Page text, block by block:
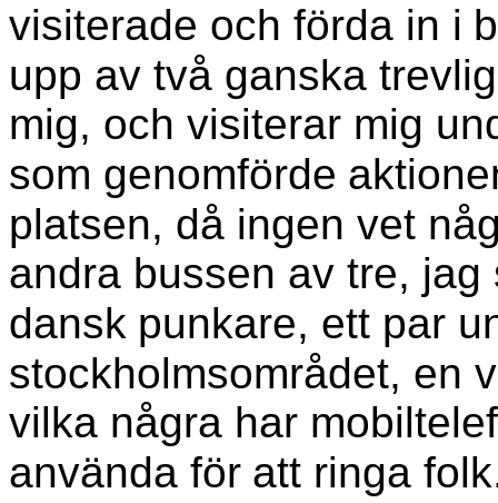
visiterade och förda in i
upp av två ganska
mig, och visiterar mig
som genomförde
platsen, då ingen vet
andra bussen av tre,
dansk punkare, ett par
stockholmsområdet, en
vilka några har
använda för att ringa